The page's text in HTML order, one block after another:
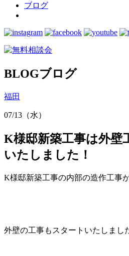
ブログ
BLOGブログ
福田
07/13（水）
K様邸新築工事は外壁
いたしました！
K様邸新築工事の内部の造作工事
外壁の工事もスタートいたしまし